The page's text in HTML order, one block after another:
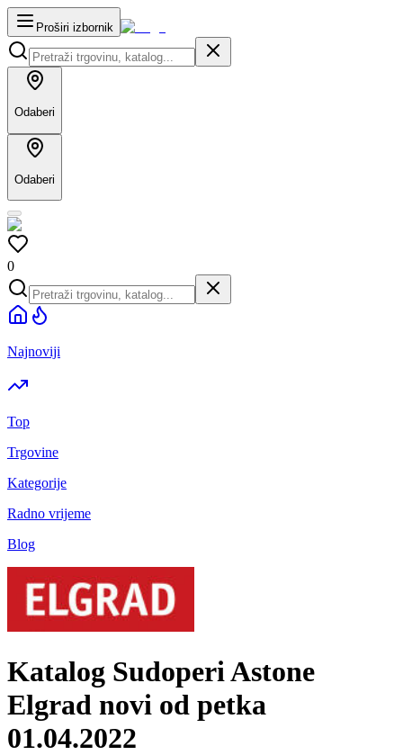
Proširi izbornik
Odaberi
Odaberi
0
Najnoviji
Top
Trgovine
Kategorije
Radno vrijeme
Blog
Katalog Sudoperi Astone
Elgrad novi od petka
01.04.2022